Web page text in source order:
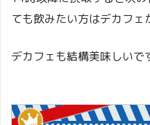
ても飲みたい方はデカフェ
デカフェも結構美味しいで